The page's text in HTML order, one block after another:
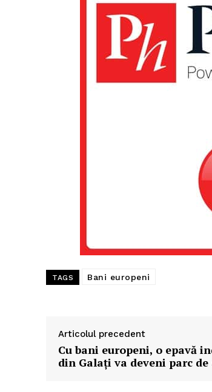
TAGS Bani europeni
Articolul precedent
Cu bani europeni, o epavă
din Galaţi va deveni parc